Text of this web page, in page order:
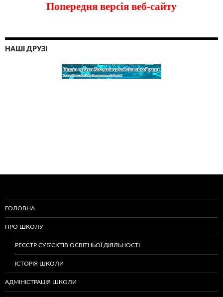
Попередня версія веб-сайту
НАШІ ДРУЗІ
ГОЛОВНА
ПРО ШКОЛУ
РЕЄСТР СУБ’ЄКТІВ ОСВІТНЬОЇ ДІЯЛЬНОСТІ
ІСТОРІЯ ШКОЛИ
АДМІНІСТРАЦІЯ ШКОЛИ